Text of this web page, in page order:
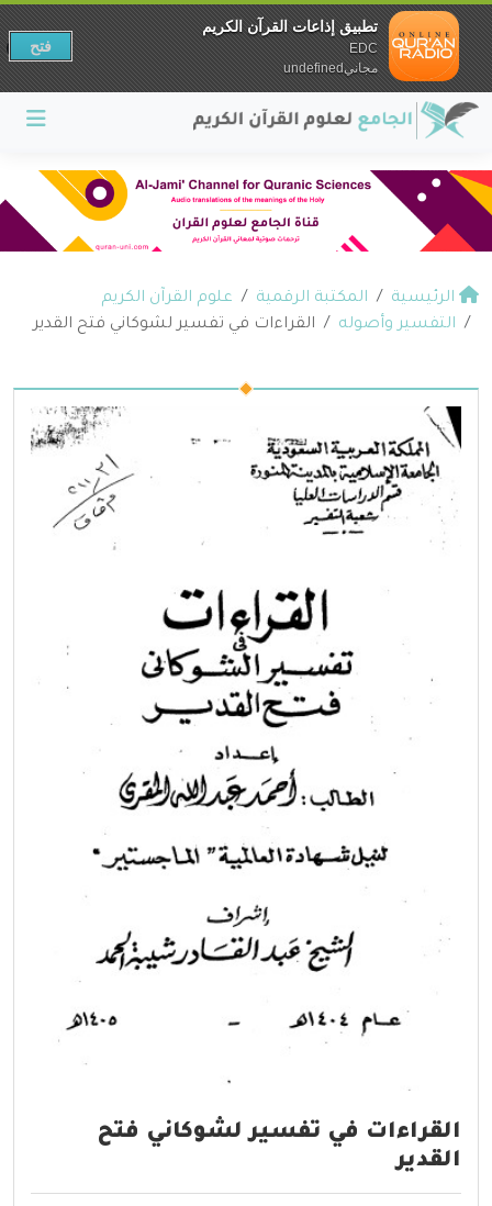
الرئيسية المكتبة الرقمية
علوم القرآن الكريم
التفسير وأصوله
القراءات في تفسير لشوكاني فتح القدير
القراءات في تفسير لشوكاني فتح
القدير
تطبيق إذاعات القرآن الكريم
EDC
مجانيundefined
فتح